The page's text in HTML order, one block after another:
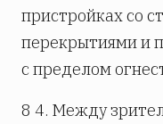
пристройках со
перекрытиями и
с пределом
8 4. Между